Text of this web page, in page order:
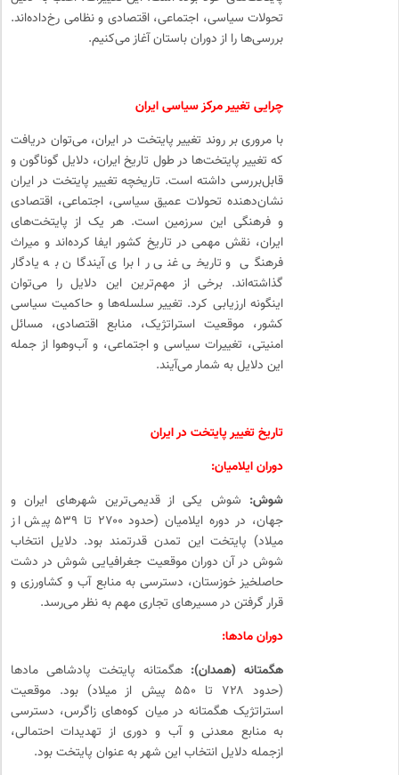
تحولات سیاسی، اجتماعی، اقتصادی و نظامی رخ‌داده‌اند.
بررسی‌ها را از دوران باستان آغاز می‌کنیم.
چرایی تغییر مرکز سیاسی ایران
با مروری بر روند تغییر پایتخت در ایران، می‌توان دریافت
که تغییر پایتخت‌ها در طول تاریخ ایران، دلایل گوناگون و
قابل‌بررسی داشته است. تاریخچه تغییر پایتخت در ایران
نشان‌دهنده تحولات عمیق سیاسی، اجتماعی، اقتصادی
و فرهنگی این سرزمین است. هر یک از پایتخت‌های
ایران، نقش مهمی در تاریخ کشور ایفا کرده‌اند و میراث
فرهنگی و تاریخی غنی را برای آیندگان به یادگار
گذاشته‌اند. برخی از مهم‌ترین این دلایل را می‌توان
اینگونه ارزیابی کرد. تغییر سلسله‌ها و حاکمیت سیاسی
کشور، موقعیت استراتژیک، منابع اقتصادی، مسائل
امنیتی، تغییرات سیاسی و اجتماعی، و آب‌وهوا از جمله
این دلایل به شمار می‌آیند.
تاریخ تغییر پایتخت در ایران
دوران ایلامیان:
شوش: شوش یکی از قدیمی‌ترین شهرهای ایران و
جهان، در دوره ایلامیان (حدود ۲۷۰۰ تا ۵۳۹ پیش از
میلاد) پایتخت این تمدن قدرتمند بود. دلایل انتخاب
شوش در آن دوران موقعیت جغرافیایی شوش در دشت
حاصلخیز خوزستان، دسترسی به منابع آب و کشاورزی و
قرار گرفتن در مسیرهای تجاری مهم به نظر می‌رسد.
دوران مادها:
هگمتانه (همدان): هگمتانه پایتخت پادشاهی مادها
(حدود ۷۲۸ تا ۵۵۰ پیش از میلاد) بود. موقعیت
استراتژیک هگمتانه در میان کوه‌های زاگرس، دسترسی
به منابع معدنی و آب و دوری از تهدیدات احتمالی،
ازجمله دلایل انتخاب این شهر به عنوان پایتخت بود.